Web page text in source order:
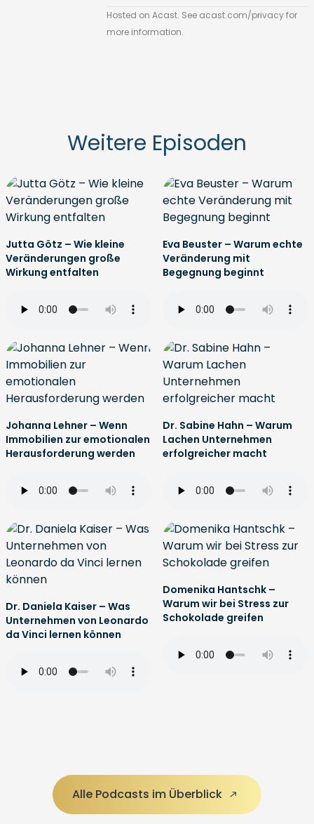
Hosted on Acast. See acast.com/privacyfor
more information.
Weitere Episoden
Jutta Götz – Wie kleine
Veränderungen große
Wirkung entfalten
Eva Beuster – Warum echte
Veränderung mit
Begegnung beginnt
Johanna Lehner – Wenn
Immobilien zur emotionalen
Herausforderung werden
Dr. Sabine Hahn – Warum
Lachen Unternehmen
erfolgreicher macht
Dr. Daniela Kaiser – Was
Unternehmen von Leonardo
da Vinci lernen können
Domenika Hantschk –
Warum wir bei Stress zur
Schokolade greifen
Alle Podcasts im Überblick